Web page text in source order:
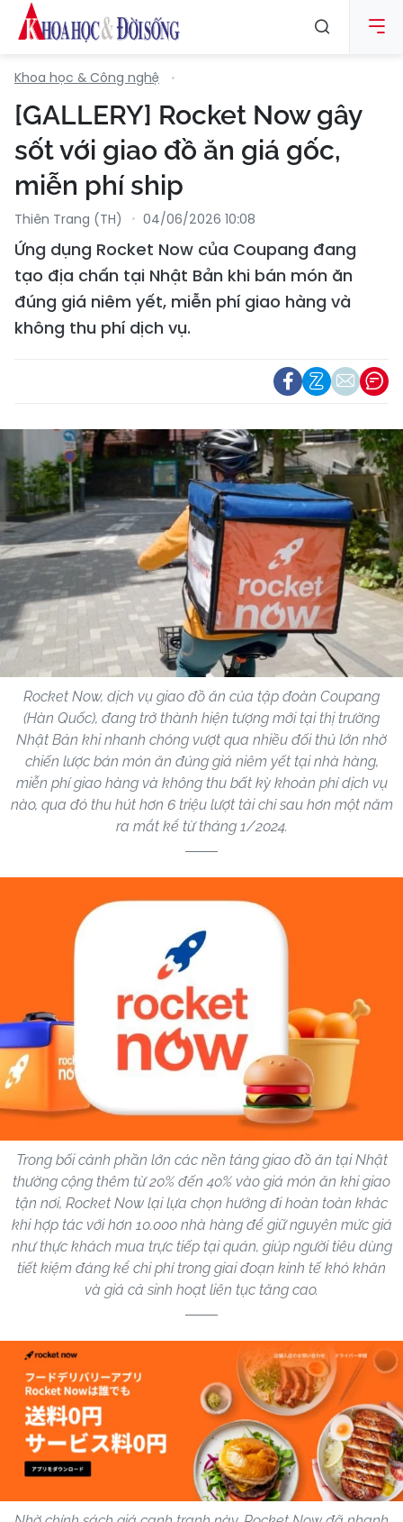
Khoa học & Công nghệ
[GALLERY] Rocket Now gây
sốt với giao đồ ăn giá gốc,
miễn phí ship
Thiên Trang (TH) 04/06/2026 10:08
Ứng dụng Rocket Now của Coupang đang
tạo địa chấn tại Nhật Bản khi bán món ăn
đúng giá niêm yết, miễn phí giao hàng và
không thu phí dịch vụ.
Rocket Now, dịch vụ giao đồ ăn của tập đoàn Coupang
(Hàn Quốc), đang trở thành hiện tượng mới tại thị trường
Nhật Bản khi nhanh chóng vượt qua nhiều đối thủ lớn nhờ
chiến lược bán món ăn đúng giá niêm yết tại nhà hàng,
miễn phí giao hàng và không thu bất kỳ khoản phí dịch vụ
nào, qua đó thu hút hơn 6 triệu lượt tải chỉ sau hơn một năm
ra mắt kể từ tháng 1/2024.
Trong bối cảnh phần lớn các nền tảng giao đồ ăn tại Nhật
thường cộng thêm từ 20% đến 40% vào giá món ăn khi giao
tận nơi, Rocket Now lại lựa chọn hướng đi hoàn toàn khác
khi hợp tác với hơn 10.000 nhà hàng để giữ nguyên mức giá
như thực khách mua trực tiếp tại quán, giúp người tiêu dùng
tiết kiệm đáng kể chi phí trong giai đoạn kinh tế khó khăn
và giá cả sinh hoạt liên tục tăng cao.